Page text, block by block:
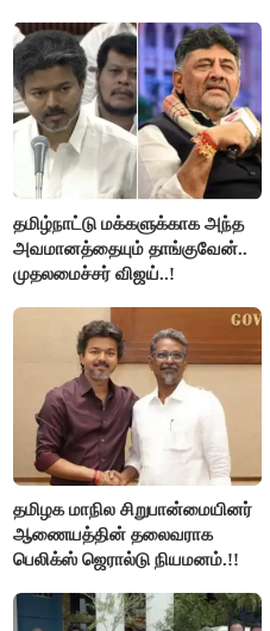
தமிழ்நாட்டு மக்களுக்காக அந்த
அவமானத்தையும் தாங்குவேன்..
முதலமைச்சர் விஜய்..!
தமிழக மாநில சிறுபான்மையினர்
ஆணையத்தின் தலைவராக
பெலிக்ஸ் ஜெரால்டு நியமனம்.!!